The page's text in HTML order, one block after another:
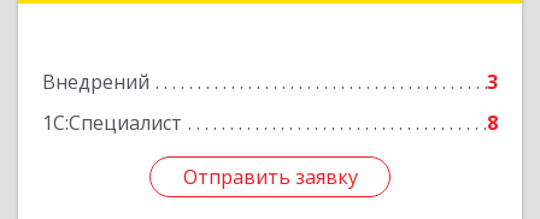
Внедрений
3
1С:Специалист
8
Отправить заявку
Отправить заявку